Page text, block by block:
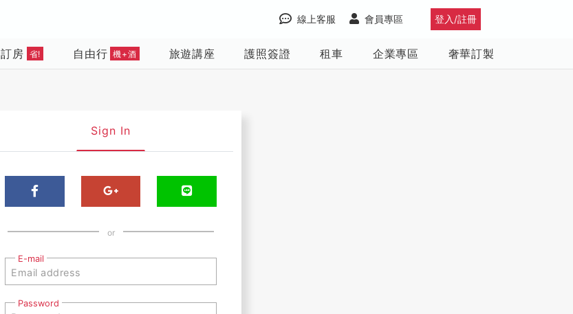
登入/註冊
會員專區
線上客服
訂房 省! 自由行 機+酒 旅遊講座 護照簽證 租車 企業專區 奢華訂製
Sign In
or
E-mail
Password